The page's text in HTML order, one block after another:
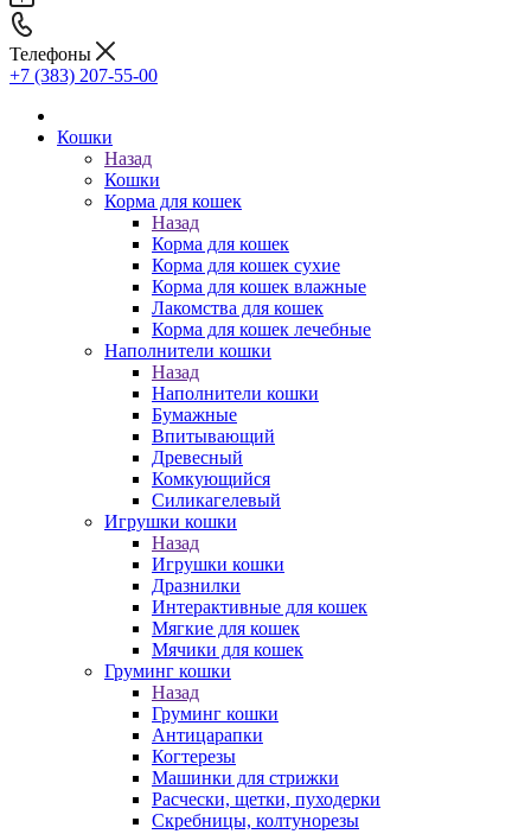
Телефоны
+7 (383) 207-55-00
Кошки
Назад
Кошки
Корма для кошек
Назад
Корма для кошек
Корма для кошек сухие
Корма для кошек влажные
Лакомства для кошек
Корма для кошек лечебные
Наполнители кошки
Назад
Наполнители кошки
Бумажные
Впитывающий
Древесный
Комкующийся
Силикагелевый
Игрушки кошки
Назад
Игрушки кошки
Дразнилки
Интерактивные для кошек
Мягкие для кошек
Мячики для кошек
Груминг кошки
Назад
Груминг кошки
Антицарапки
Когтерезы
Машинки для стрижки
Расчески, щетки, пуходерки
Скребницы, колтунорезы